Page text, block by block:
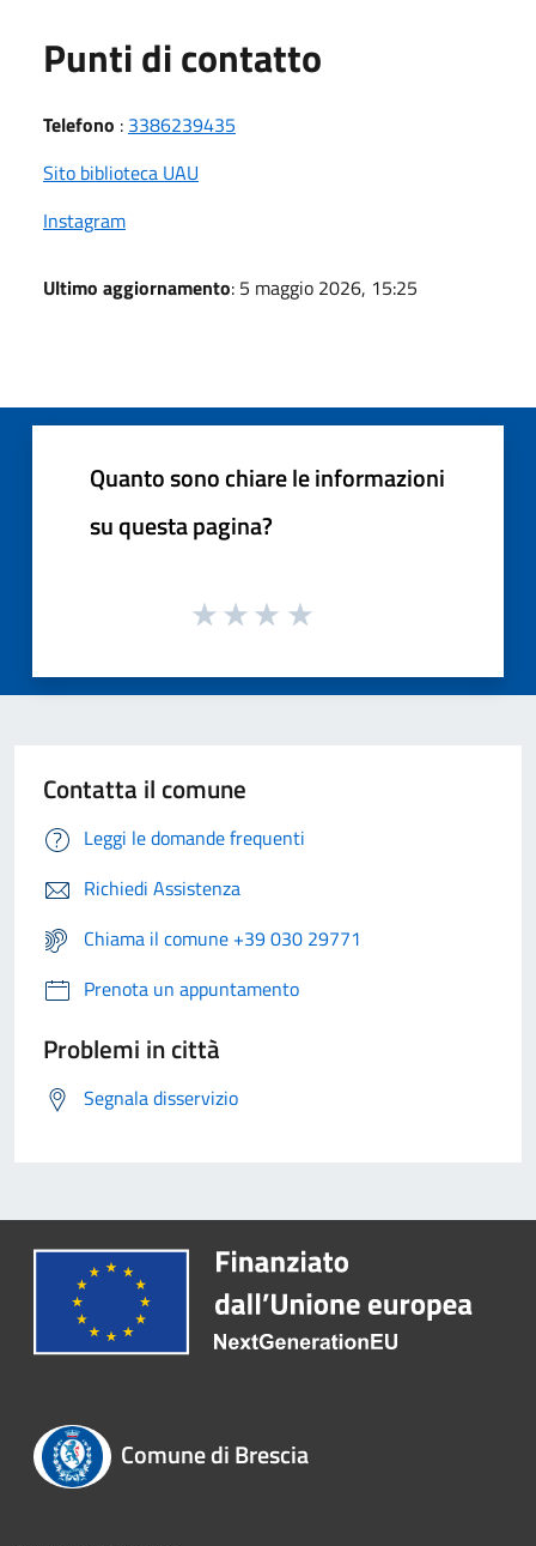
Punti di contatto
Telefono : 3386239435
Sito biblioteca UAU
Instagram
Ultimo aggiornamento: 5 maggio 2026, 15:25
Quanto sono chiare le informazioni
su questa pagina?
Contatta il comune
Leggi le domande frequenti
Richiedi Assistenza
Chiama il comune +39 030 29771
Prenota un appuntamento
Problemi in città
Segnala disservizio
Comune di Brescia